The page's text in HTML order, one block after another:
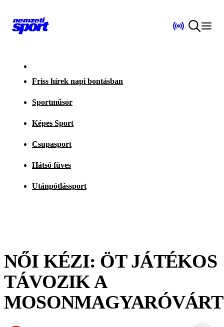
Friss hírek napi bontásban
Sportműsor
Képes Sport
Csupasport
Hátsó füves
Utánpótlássport
NŐI KÉZI: ÖT JÁTÉKOS
TÁVOZIK A